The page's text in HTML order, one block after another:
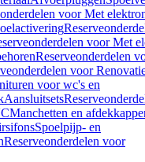
voor Met
voor Met
Reserveonderdelen
voor
voor wc's en
Aansluitsets
Manchetten en
Spoelpijp- en
Reserveonderdelen voor